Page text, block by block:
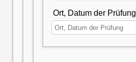
Ort, Datum der Prüfung